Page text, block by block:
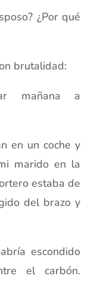
¿Por qué
brutalidad:
mañana a
en un coche y
marido en la
estaba de
del brazo y
escondido
el carbón.